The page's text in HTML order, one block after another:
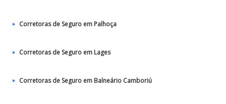
Corretoras de Seguro em Palhoça
Corretoras de Seguro em Lages
Corretoras de Seguro em Balneário Camboriú